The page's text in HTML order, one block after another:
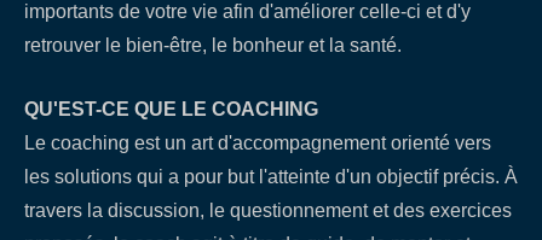
importants de votre vie afin d'améliorer celle-ci et d'y
retrouver le bien-être, le bonheur et la santé.
QU'EST-CE QUE LE COACHING
Le coaching est un art d'accompagnement orienté vers
les solutions qui a pour but l'atteinte d'un objectif précis. À
travers la discussion, le questionnement et des exercices